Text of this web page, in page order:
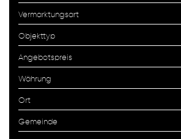
Vermarktungsart
Objekttyp
Angebotspreis
Währung
Ort
Gemeinde